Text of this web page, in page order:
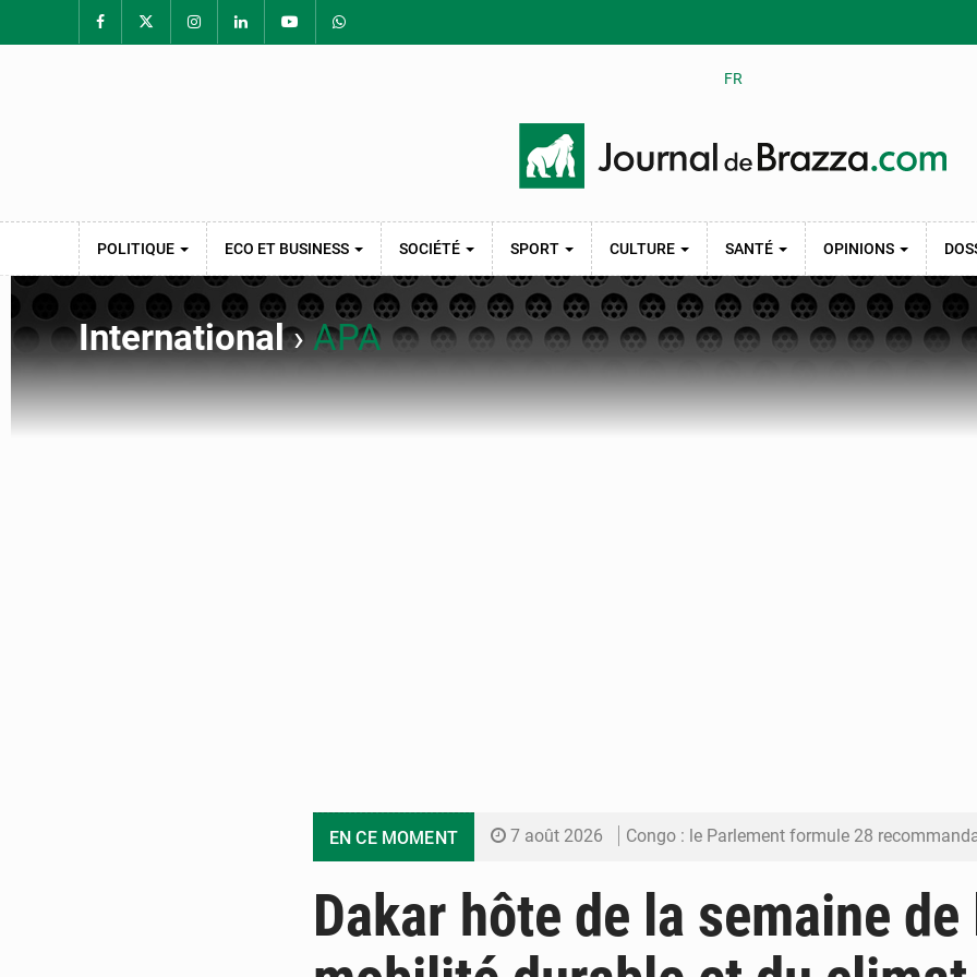
FR
POLITIQUE ECO ET BUSINESS SOCIÉTÉ SPORT CULTURE SANTÉ OPINIONS
International›APA
EN CE MOMENT 7 août 2026 Congo : le Parlement formule 28 recommandations sur le
7 août 2026 Congo : la Grande foire agricole pour renforcer la
Dakar hôte de la semaine de